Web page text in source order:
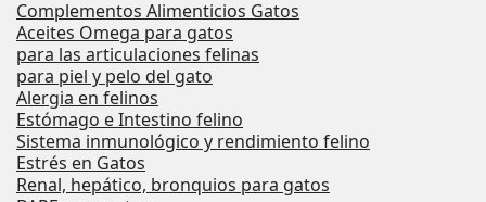
Complementos Alimenticios Gatos
Aceites Omega para gatos
para las articulaciones felinas
para piel y pelo del gato
Alergia en felinos
Estómago e Intestino felino
Sistema inmunológico y rendimiento felino
Estrés en Gatos
Renal, hepático, bronquios para gatos